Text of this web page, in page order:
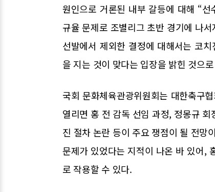
원인으로 거론된 내부 갈등에 대해 “
규율 문제로 조별리그 초반 경기에 나
선발에서 제외한 결정에 대해서는 코
을 지는 것이 맞다는 입장을 밝힌 것으
국회 문화체육관광위원회는 대한축구
열리면 홍 전 감독 선임 과정, 정몽규
진 절차 논란 등이 주요 쟁점이 될 전망
문제가 있었다는 지적이 나온 바 있어,
로 작용할 수 있다.